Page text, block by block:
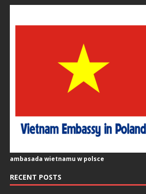
ambasada wietnamu w polsce
RECENT POSTS